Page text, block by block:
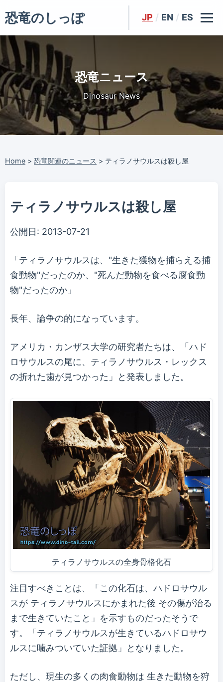
恐竜のしっぽ JP / EN / ES
恐竜ニュース
Dinosaur News
Home > 恐竜関連のニュース > ティラノサウルスは殺し屋
ティラノサウルスは殺し屋
公開日: 2013-07-21
「ティラノサウルスは、"生きた獲物を捕らえる捕
食動物"だったのか、"死んだ動物を食べる腐食動
物"だったのか」
長年、論争の的になっています。
アメリカ・カンザス大学の研究者たちは、「ハド
ロサウルスの尾に、ティラノサウルス・レックス
の折れた歯が見つかった」と発表しました。
ティラノサウルスの全身骨格化石
注目すべきことは、「この化石は、ハドロサウル
スが ティラノサウルスにかまれた後 その傷が治る
まで生きていたこと」を示すものだったそうで
す。「ティラノサウルスが生きているハドロサウ
ルスに噛みついていた証拠」となりました。
ただし、現生の多くの肉食動物は 生きた動物を狩